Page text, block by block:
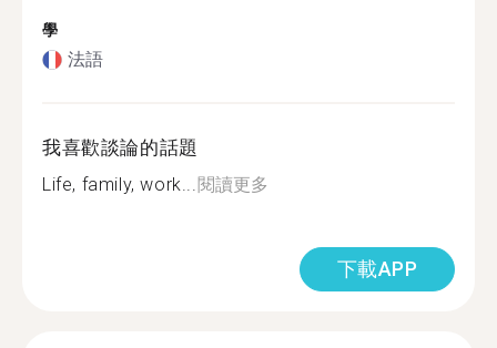
學
法語
我喜歡談論的話題
Life, family, work...閱讀更多
下載APP